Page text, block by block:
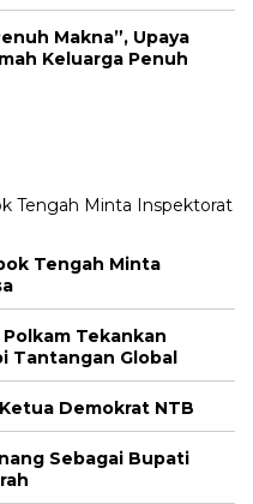
Makna”, Upaya
Keluarga Penuh
Tengah Minta
Tekankan
Tantangan Global
Demokrat NTB
Sebagai Bupati